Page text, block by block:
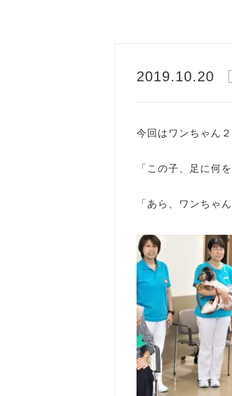
2019.10.20
今回はワンちゃん
「この子、足に何
「あら、ワンちゃ